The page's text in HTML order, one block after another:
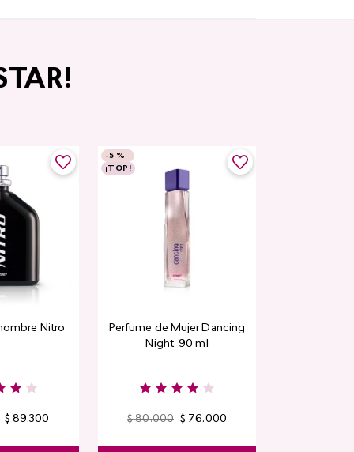
Nitro
$ 89.300
-5 %
¡TOP!
Perfume de Mujer Dancing
Night, 90 ml
$ 80.000 $ 76.000